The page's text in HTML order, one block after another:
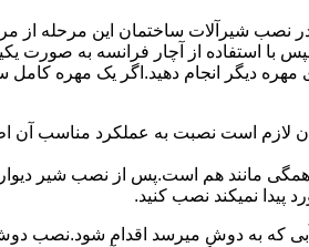
شیرآلات ساختمان این مرحله از
با استفاده از آچار فرانسه به
مهره دیگر انجام دهید.اگر یک
است نصبت به عملکرد مناسب آن
مانند هم است.پس از نصب شیر
نمیکند نصب کنید.
که به دوش میرسد اقدام شود.نصب